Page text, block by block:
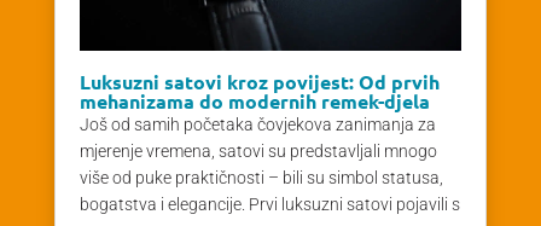
Luksuzni satovi kroz povijest: Od prvih
mehanizama do modernih remek-djela
Još od samih početaka čovjekova zanimanja za
mjerenje vremena, satovi su predstavljali mnogo
više od puke praktičnosti – bili su simbol statusa,
bogatstva i elegancije. Prvi luksuzni satovi pojavili s